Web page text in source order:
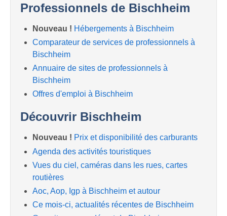
Professionnels de Bischheim
Nouveau ! Hébergements à Bischheim
Comparateur de services de professionnels à
Bischheim
Annuaire de sites de professionnels à
Bischheim
Offres d'emploi à Bischheim
Découvrir Bischheim
Nouveau ! Prix et disponibilité des carburants
Agenda des activités touristiques
Vues du ciel, caméras dans les rues, cartes
routières
Aoc, Aop, Igp à Bischheim et autour
Ce mois-ci, actualités récentes de Bischheim